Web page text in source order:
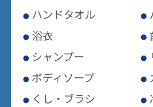
ハンドタオル
浴衣
シャンプー
ボディソープ
くし・ブラシ